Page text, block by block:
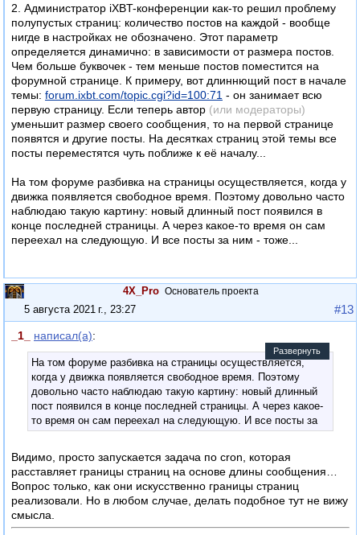
страницах преимущественно в ругань будет получаться 5
страниц сообщений вида "Это сообщение было перенесено
туда-то" или "сообщение удалено". Вряд ли пользователям
форума понравится листать по несколько страниц подряд
подобного.
2. Администратор iXBT-конференции как-то решил проблему
полупустых страниц: количество постов на каждой - вообще
нигде в настройках не обозначено. Этот параметр
определяется динамично: в зависимости от размера постов.
Чем больше буквочек - тем меньше постов поместится на
форумной странице. К примеру, вот длиннющий пост в начале
темы: forum.ixbt.com/topic.cgi?id=100:71 - он занимает всю
первую страницу. Если теперь автор (или модераторы)
уменьшит размер своего сообщения, то на первой странице
появятся и другие посты. На десятках страниц этой темы все
посты переместятся чуть поближе к её началу...
На том форуме разбивка на страницы осуществляется, когда у
движка появляется свободное время. Поэтому довольно часто
наблюдаю такую картину: новый длинный пост появился в
конце последней страницы. А через какое-то время он сам
переехал на следующую. И все посты за ним - тоже...
4X_Pro Основатель проекта
5 августа 2021 г., 23:27 #13
_1_ написал(а):
Развернуть
На том форуме разбивка на страницы осуществляется,
когда у движка появляется свободное время. Поэтому
довольно часто наблюдаю такую картину: новый длинный
пост появился в конце последней страницы. А через какое-
то время он сам переехал на следующую. И все посты за
Видимо, просто запускается задача по cron, которая
расставляет границы страниц на основе длины сообщения…
Вопрос только, как они искусственно границы страниц
реализовали. Но в любом случае, делать подобное тут не вижу
смысла.